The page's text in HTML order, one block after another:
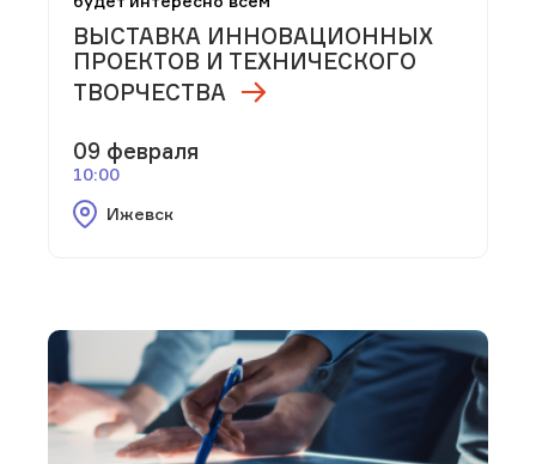
ВЫСТАВКА ИННОВАЦИОННЫХ
ПРОЕКТОВ И ТЕХНИЧЕСКОГО
ТВОРЧЕСТВА
09 февраля
10:00
Ижевск